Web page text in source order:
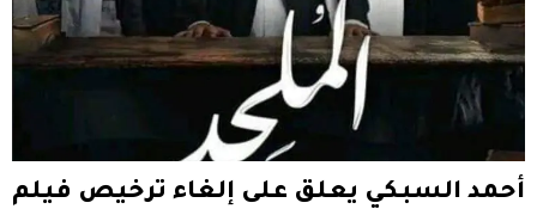
أحمد السبكي يعلق على إلغاء ترخيص فيلم